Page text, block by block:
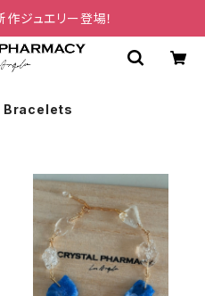
ジュエリー登場！
Bracelets